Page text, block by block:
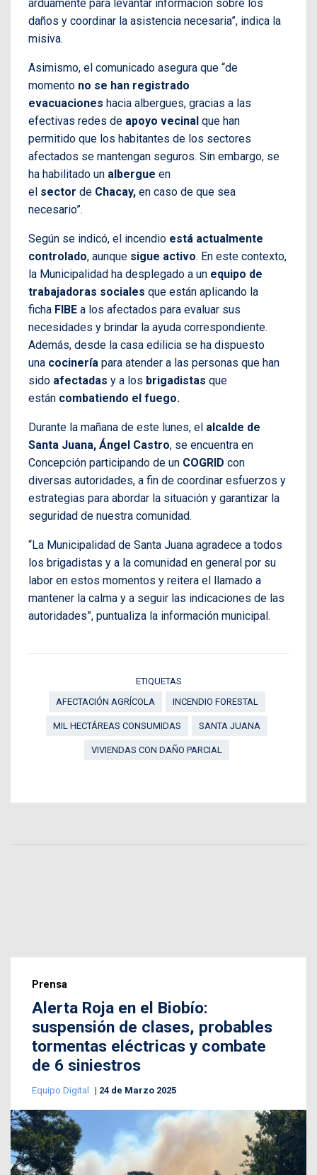
arduamente para levantar información sobre los
daños y coordinar la asistencia necesaria”, indica la
misiva.
Asimismo, el comunicado asegura que “de
momento no se han registrado
evacuaciones hacia albergues, gracias a las
efectivas redes de apoyo vecinal que han
permitido que los habitantes de los sectores
afectados se mantengan seguros. Sin embargo, se
ha habilitado un albergue en
el sector de Chacay, en caso de que sea
necesario”.
Según se indicó, el incendio está actualmente
controlado, aunque sigue activo. En este contexto,
la Municipalidad ha desplegado a un equipo de
trabajadoras sociales que están aplicando la
ficha FIBE a los afectados para evaluar sus
necesidades y brindar la ayuda correspondiente.
Además, desde la casa edilicia se ha dispuesto
una cocinería para atender a las personas que han
sido afectadas y a los brigadistas que
están combatiendo el fuego.
Durante la mañana de este lunes, el alcalde de
Santa Juana, Ángel Castro, se encuentra en
Concepción participando de un COGRID con
diversas autoridades, a fin de coordinar esfuerzos y
estrategias para abordar la situación y garantizar la
seguridad de nuestra comunidad.
“La Municipalidad de Santa Juana agradece a todos
los brigadistas y a la comunidad en general por su
labor en estos momentos y reitera el llamado a
mantener la calma y a seguir las indicaciones de las
autoridades”, puntualiza la información municipal.
ETIQUETAS
AFECTACIÓN AGRÍCOLA
INCENDIO FORESTAL
MIL HECTÁREAS CONSUMIDAS SANTA JUANA
VIVIENDAS CON DAÑO PARCIAL
Prensa
Alerta Roja en el Biobío:
suspensión de clases, probables
tormentas eléctricas y combate
de 6 siniestros
Equipo Digital 24 de Marzo 2025